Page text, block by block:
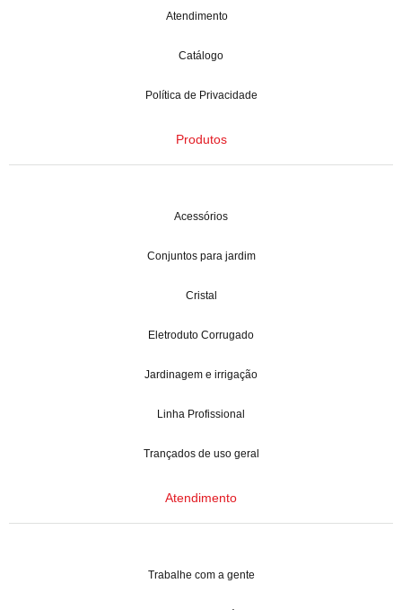
Atendimento
Catálogo
Política de Privacidade
Produtos
Acessórios
Conjuntos para jardim
Cristal
Eletroduto Corrugado
Jardinagem e irrigação
Linha Profissional
Trançados de uso geral
Atendimento
Trabalhe com a gente